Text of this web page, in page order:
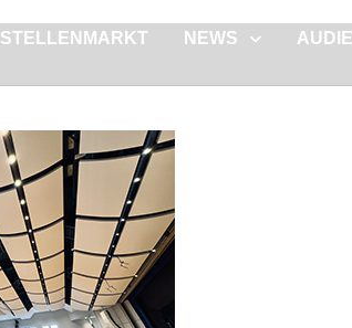
STELLENMARKT NEWS